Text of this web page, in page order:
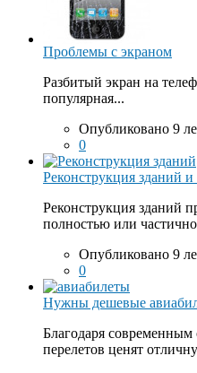
Проблемы с экраном
Разбитый экран на
популярная...
Опубликовано 9
0
Реконструкция зданий
Реконструкция зданий
полностью или
Опубликовано 9
0
Нужны дешевые
Благодаря современным
перелетов ценят